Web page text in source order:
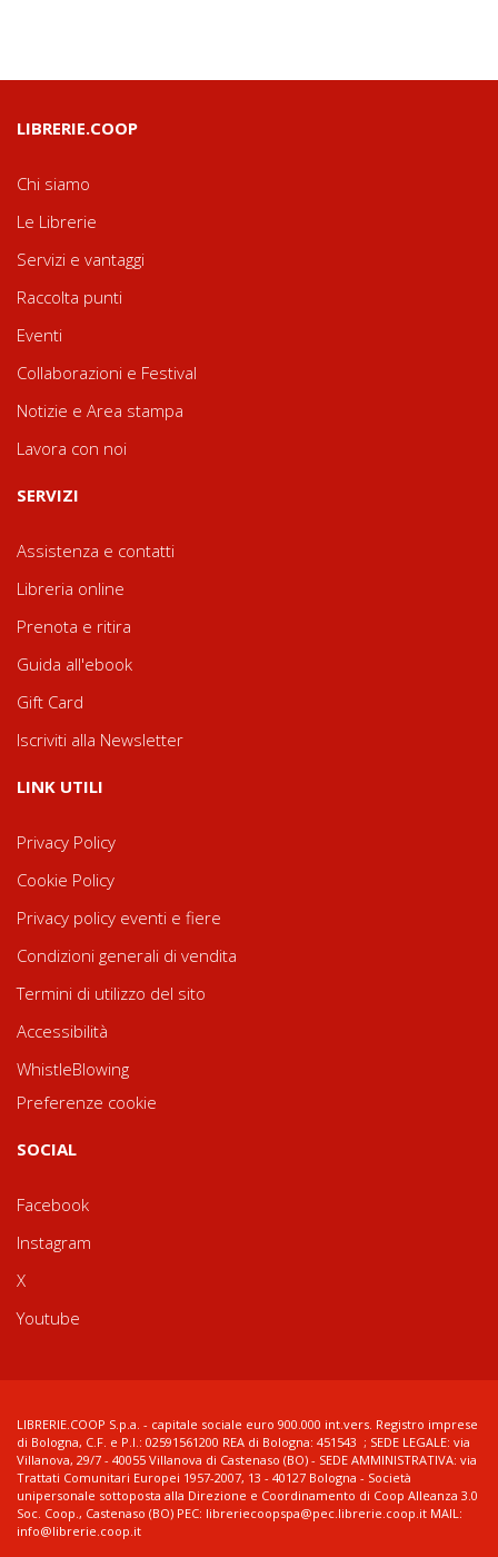
LIBRERIE.COOP
Chi siamo
Le Librerie
Servizi e vantaggi
Raccolta punti
Eventi
Collaborazioni e Festival
Notizie e Area stampa
Lavora con noi
SERVIZI
Assistenza e contatti
Libreria online
Prenota e ritira
Guida all'ebook
Gift Card
Iscriviti alla Newsletter
LINK UTILI
Privacy Policy
Cookie Policy
Privacy policy eventi e fiere
Condizioni generali di vendita
Termini di utilizzo del sito
Accessibilità
WhistleBlowing
Preferenze cookie
SOCIAL
Facebook
Instagram
X
Youtube
LIBRERIE.COOP S.p.a. - capitale sociale euro 900.000 int.vers. Registro imprese
di Bologna, C.F. e P.I.: 02591561200 REA di Bologna: 451543 ; SEDE LEGALE: via
Villanova, 29/7 - 40055 Villanova di Castenaso (BO) - SEDE AMMINISTRATIVA: via
Trattati Comunitari Europei 1957-2007, 13 - 40127 Bologna - Società
unipersonale sottoposta alla Direzione e Coordinamento di Coop Alleanza 3.0
Soc. Coop., Castenaso (BO) PEC: libreriecoopspa@pec.librerie.coop.it MAIL:
info@librerie.coop.it